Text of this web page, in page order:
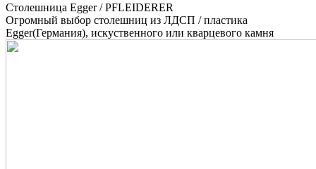
Столешница Egger / PFLEIDERER
Огромный выбор столешниц из ЛДСП / пластика
Egger(Германия), искуственного или кварцевого камня